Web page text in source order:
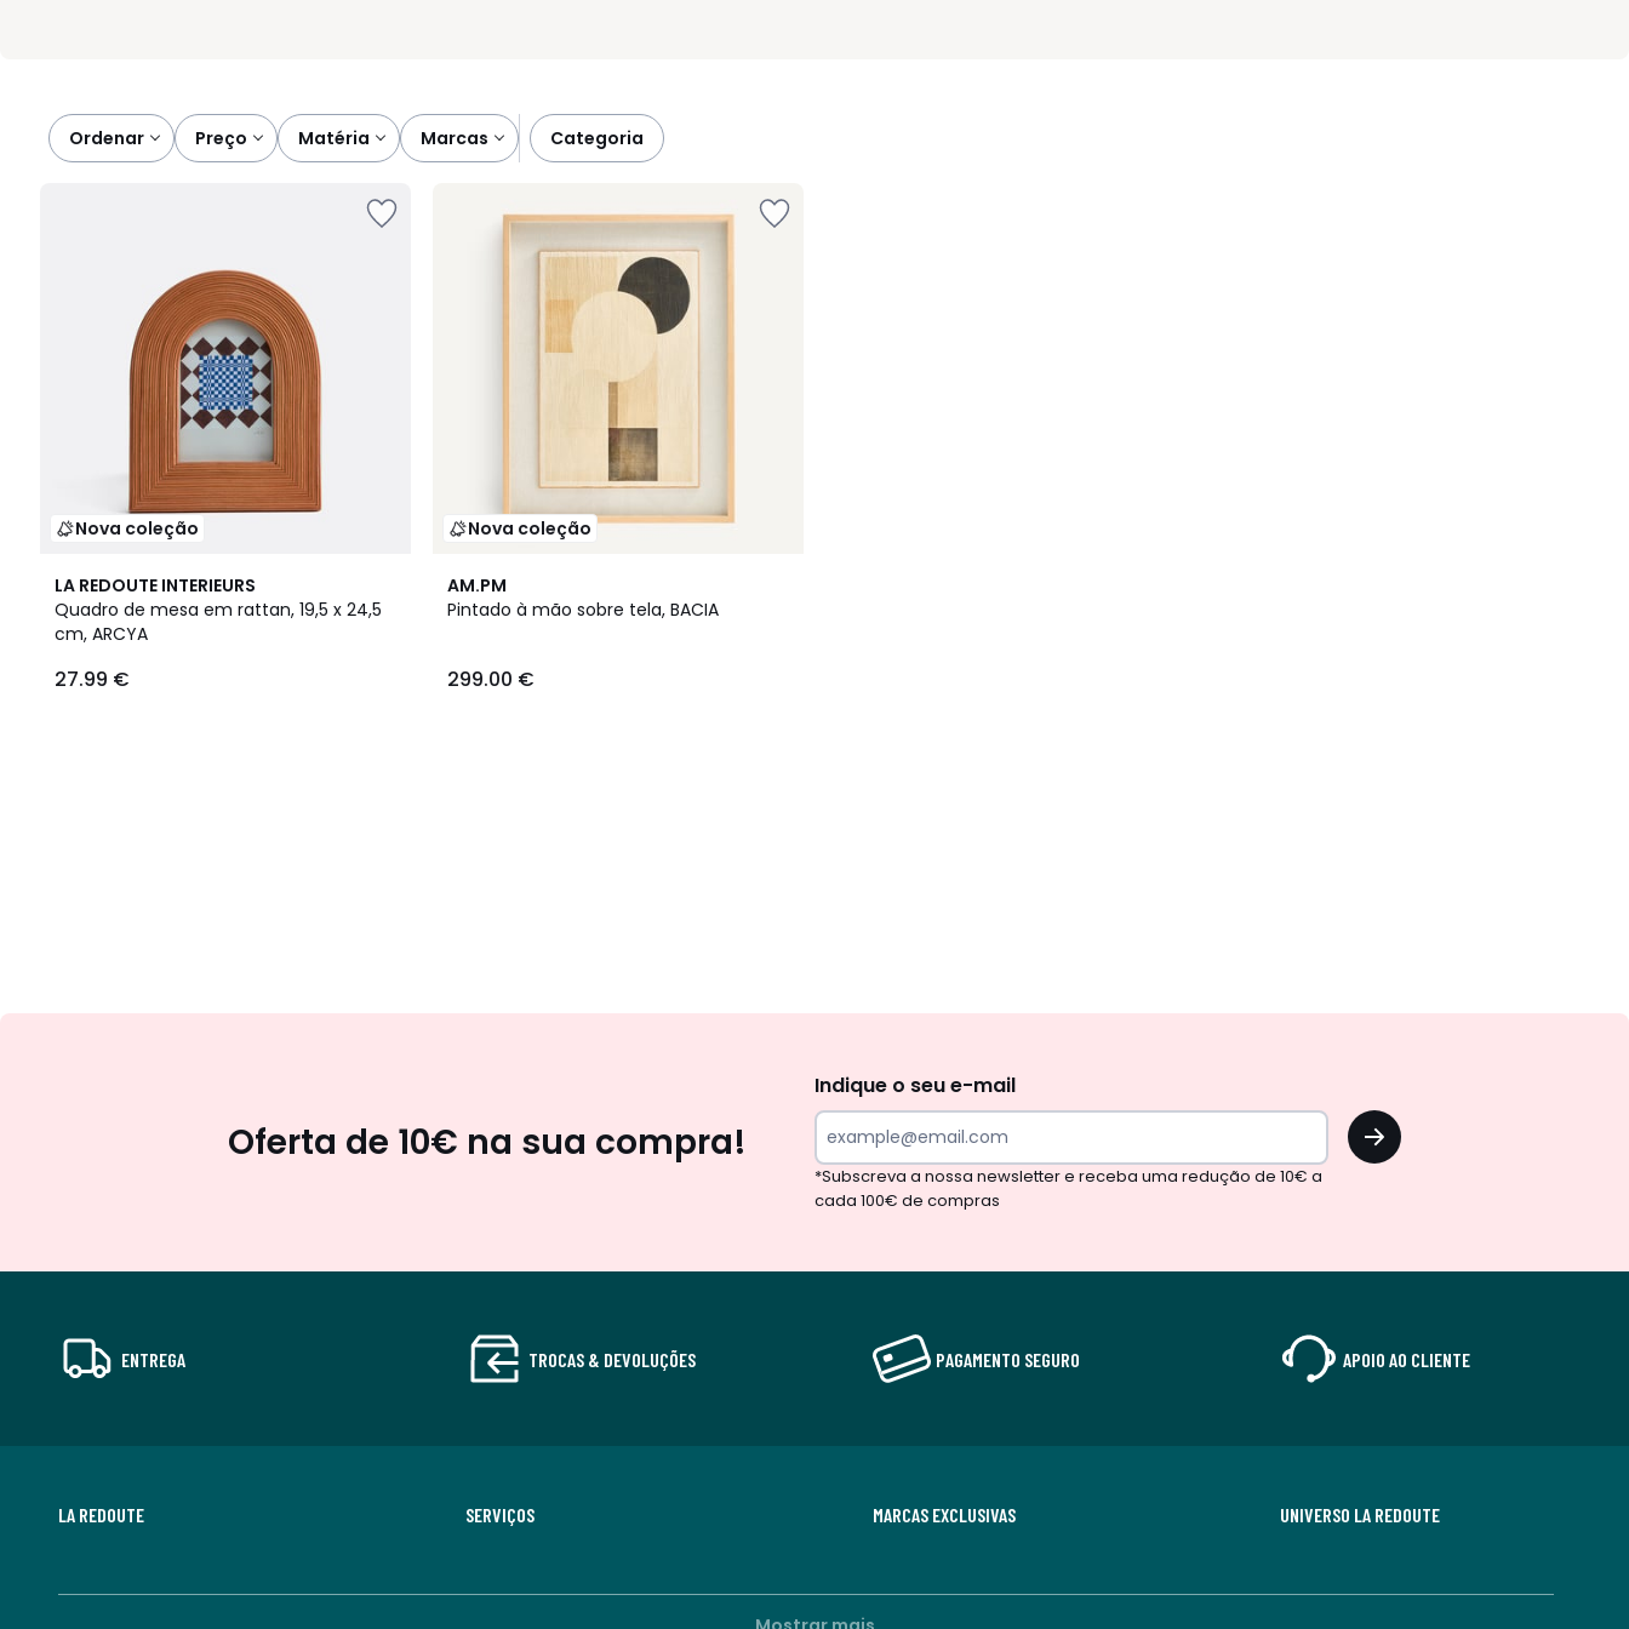
Ordenar preço matéria marcas categoria
Nova coleção
LA REDOUTE INTERIEURS
Quadro de mesa em rattan, 19,5 x 24,5
cm, ARCYA
€.
27.99 €
Nova coleção
AM.PM
Pintado à mão sobre tela, BACIA
299.00 €
Oferta de 10€ na sua compra!
Indique o seu e-mail
OK
*Subscreva a nossa newsletter e receba uma redução de 10€ a
cada 100€ de compras
ENTREGA TROCAS & DEVOLUÇÕES PAGAMENTO SEGURO APOIO AO CLIENTE
LA REDOUTE SERVIÇOS MARCAS EXCLUSIVAS UNIVERSO LA REDOUTE